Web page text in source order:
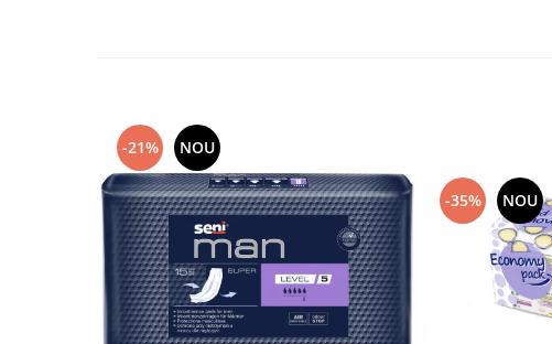
-21% NOU
-35% NOU